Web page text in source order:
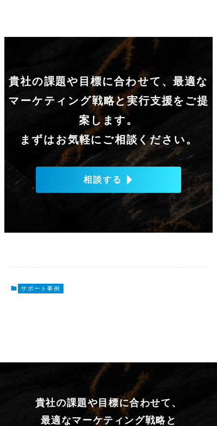
貴社の課題や目標に合わせて、最適な
マーケティング戦略と実行支援をご提
案します。
まずはお気軽にご相談ください。
相談する
サポート事例
貴社の課題や目標に合わせて、
最適なマーケティング戦略と